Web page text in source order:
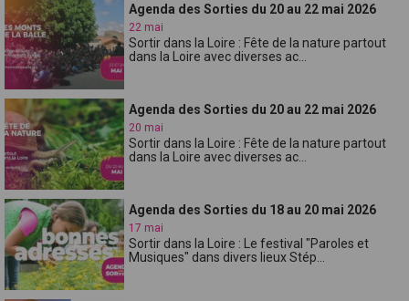
Agenda des Sorties du 20 au 22 mai 2026
22 mai
Sortir dans la Loire : Fête de la nature partout
dans la Loire avec diverses ac...
Agenda des Sorties du 20 au 22 mai 2026
20 mai
Sortir dans la Loire : Fête de la nature partout
dans la Loire avec diverses ac...
Agenda des Sorties du 18 au 20 mai 2026
17 mai
Sortir dans la Loire : Le festival "Paroles et
Musiques" dans divers lieux Stép...